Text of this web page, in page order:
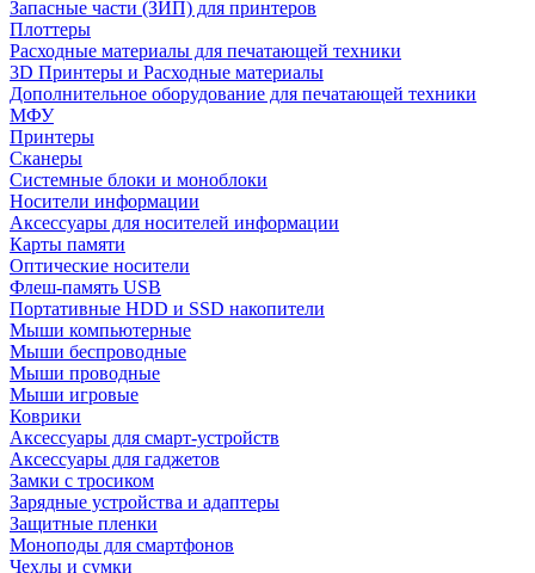
Запасные части (ЗИП) для принтеров
Плоттеры
Расходные материалы для печатающей техники
3D Принтеры и Расходные материалы
Дополнительное оборудование для печатающей техники
МФУ
Принтеры
Сканеры
Системные блоки и моноблоки
Носители информации
Аксессуары для носителей информации
Карты памяти
Оптические носители
Флеш-память USB
Портативные HDD и SSD накопители
Мыши компьютерные
Мыши беспроводные
Мыши проводные
Мыши игровые
Коврики
Аксессуары для смарт-устройств
Аксессуары для гаджетов
Замки с тросиком
Зарядные устройства и адаптеры
Защитные пленки
Моноподы для смартфонов
Чехлы и сумки